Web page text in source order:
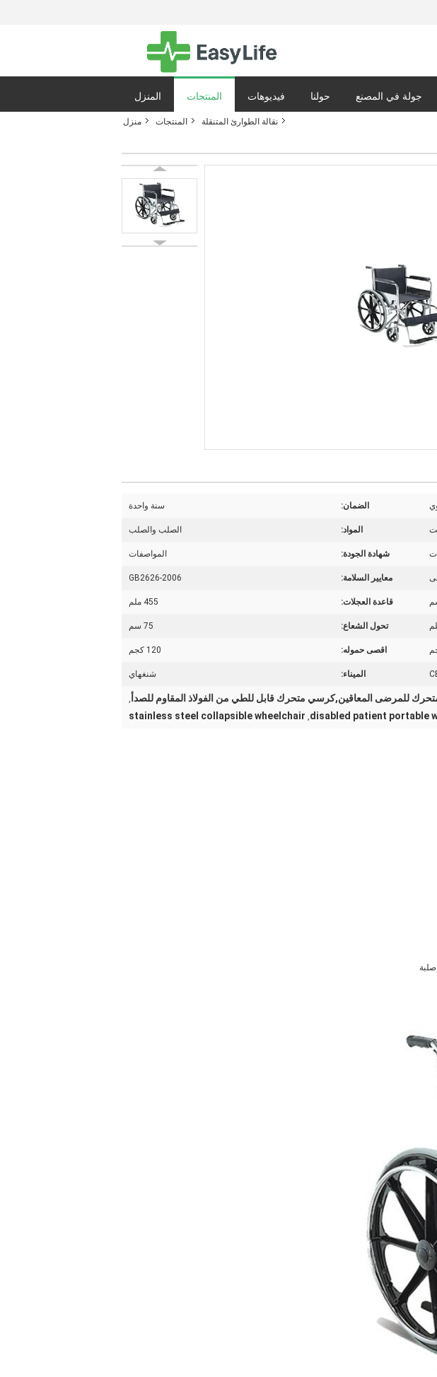
المنزل المنتجات فيديوهات حولنا جولة في المصنع
منزل المنتجات نقالة الطوارئ المتنقلة
الضمان: سنة واحدة
المواد: الصلب والصلب
شهادة الجودة: المواصفات
معايير السلامة: GB2626-2006
قاعدة العجلات: 455 ملم
تحول الشعاع: 75 سم
اقصى حموله: 120 كجم
الميناء: شنغهاي
للمرضى المعاقين,كرسي متحرك قابل للطي من الفولاذ المقاوم للصدأ ,
disabled patient portable
,
stainless steel collapsible wheelchair
صلبة